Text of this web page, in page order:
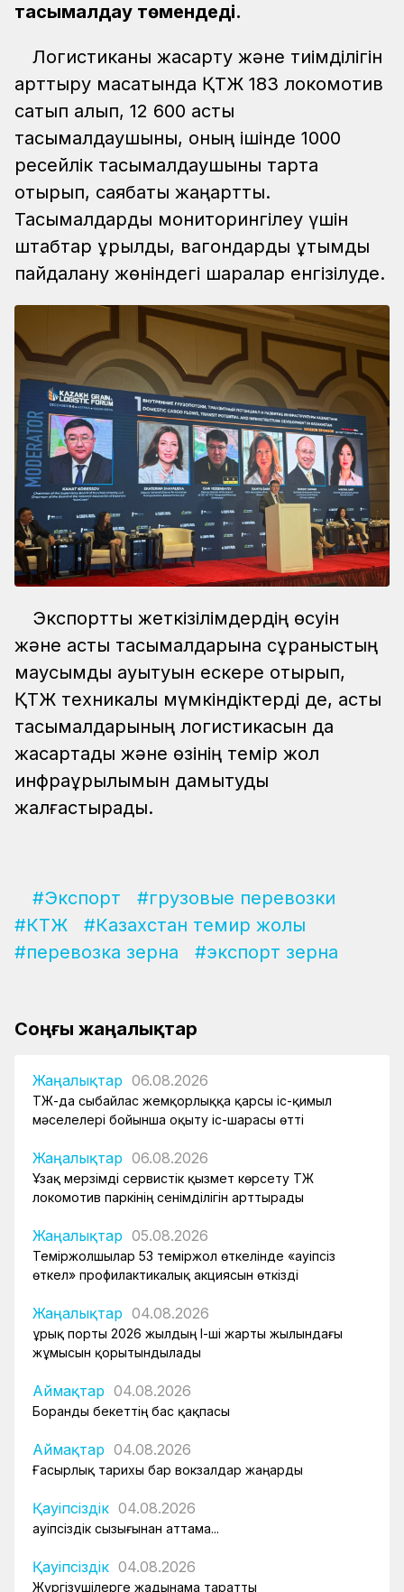
тасымалдау төмендеді.
Логистиканы жақсарту және тиімділігін
арттыру мақсатында ҚТЖ 183 локомотив
сатып алып, 12 600 астық
тасымалдаушыны, оның ішінде 1000
ресейлік тасымалдаушыны тарта
отырып, саябақты жаңартты.
Тасымалдарды мониторингілеу үшін
штабтар құрылды, вагондарды ұтымды
пайдалану жөніндегі шаралар енгізілуде.
Экспорттық жеткізілімдердің өсуін
және астық тасымалдарына сұраныстың
маусымдық ауытқуын ескере отырып,
ҚТЖ техникалық мүмкіндіктерді де, астық
тасымалдарының логистикасын да
жақсартады және өзінің темір жол
инфрақұрылымын дамытуды
жалғастырады.
#Экспорт
#грузовые перевозки
#КТЖ
#Казахстан темир жолы
#перевозка зерна
#экспорт зерна
Соңғы жаңалықтар
Жаңалықтар 06.08.2026
ҚТЖ-да сыбайлас жемқорлыққа қарсы іс-қимыл
мәселелері бойынша оқыту іс-шарасы өтті
Жаңалықтар 06.08.2026
Ұзақ мерзімді сервистік қызмет көрсету ҚТЖ
локомотив паркінің сенімділігін арттырады
Жаңалықтар 05.08.2026
Теміржолшылар 53 теміржол өткелінде «Қауіпсіз
өткел» профилактикалық акциясын өткізді
Жаңалықтар 04.08.2026
Құрық порты 2026 жылдың І-ші жарты жылындағы
жұмысын қорытындылады
Аймақтар 04.08.2026
Боранды бекеттің бас қақпасы
Аймақтар 04.08.2026
Ғасырлық тарихы бар вокзалдар жаңарды
Қауіпсіздік 04.08.2026
Қауіпсіздік сызығынан аттама...
Қауіпсіздік 04.08.2026
Жүргізушілерге жадынама таратты